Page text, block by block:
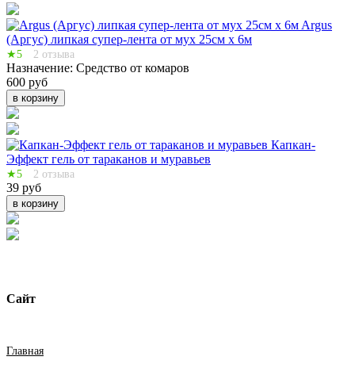
Argus
(Аргус) липкая супер-лента от мух 25см х 6м
★5 2 отзыва
Назначение: Средство от комаров
600 руб
в корзину
Капкан-
Эффект гель от тараканов и муравьев
★5 2 отзыва
39 руб
в корзину
Сайт
Главная